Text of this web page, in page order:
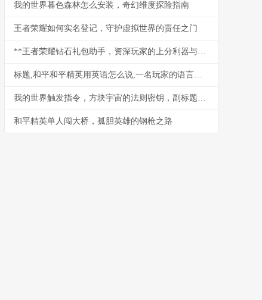
我的世界暮色森林怎么安装，奇幻维度探险指南
王者荣耀如何实名登记，守护虚拟世界的责任之门
**王者荣耀钻石礼包助手，资深玩家的上分利器与资源管家**
标题,和平和平精英用英语怎么说,一名玩家的语言与文化观察
我的世界触发指令，方块宇宙的法则密钥，副标题，指尖编织万物的神迹
和平精英单人闯大桥，孤胆英雄的钢枪之路